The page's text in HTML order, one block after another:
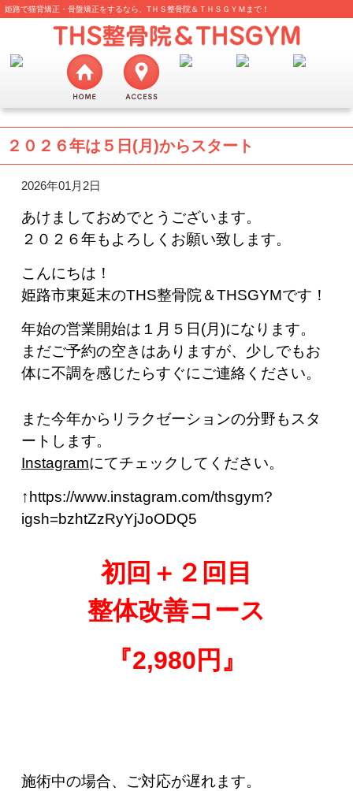
姫路で猫背矯正・骨盤矯正をするなら、TＨＳ整骨院＆ＴＨＳＧＹＭまで！
２０２６年は５日(月)からスタート
2026年01月2日
あけましておめでとうございます。
２０２６年もよろしくお願い致します。
こんにちは！
姫路市東延末のTHS整骨院＆THSGYMです！
年始の営業開始は１月５日(月)になります。
まだご予約の空きはありますが、少しでもお
体に不調を感じたらすぐにご連絡ください。
また今年からリラクゼーションの分野もスタ
ートします。
Instagramにてチェックしてください。
↑https://www.instagram.com/thsgym?
igsh=bzhtZzRyYjJoODQ5
初回＋２回目
整体改善コース
『2,980円』
施術中の場合、ご対応が遅れます。